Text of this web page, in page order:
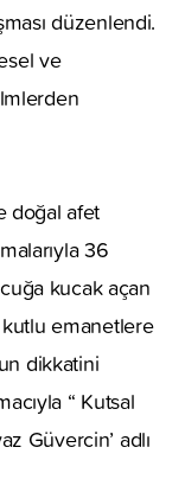
düzenlendi.
ve
doğal afet
36
kucak açan
kutlu emanetlere
dikkatini
“ Kutsal
Güvercin’ adlı